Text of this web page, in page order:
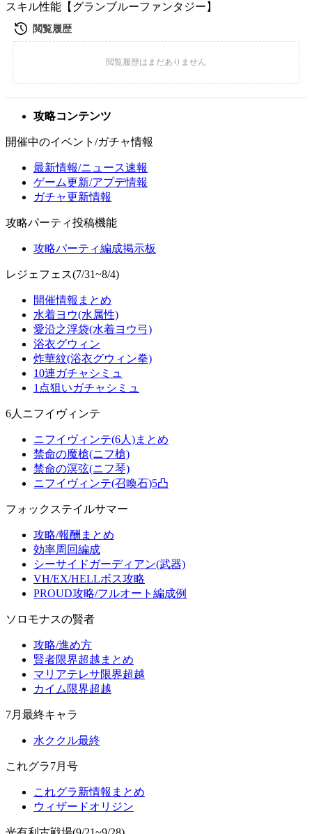
スキル性能【グランブルーファンタジー】
攻略コンテンツ
開催中のイベント/ガチャ情報
最新情報/ニュース速報
ゲーム更新/アプデ情報
ガチャ更新情報
攻略パーティ投稿機能
攻略パーティ編成掲示板
レジェフェス(7/31~8/4)
開催情報まとめ
水着ヨウ(水属性)
愛沿之浮袋(水着ヨウ弓)
浴衣グウィン
炸華紋(浴衣グウィン拳)
10連ガチャシミュ
1点狙いガチャシミュ
6人ニフイヴィンテ
ニフイヴィンテ(6人)まとめ
禁命の魔槍(ニフ槍)
禁命の溟弦(ニフ琴)
ニフイヴィンテ(召喚石)5凸
フォックステイルサマー
攻略/報酬まとめ
効率周回編成
シーサイドガーディアン(武器)
VH/EX/HELLボス攻略
PROUD攻略/フルオート編成例
ソロモナスの賢者
攻略/進め方
賢者限界超越まとめ
マリアテレサ限界超越
カイム限界超越
7月最終キャラ
水ククル最終
これグラ7月号
これグラ新情報まとめ
ウィザードオリジン